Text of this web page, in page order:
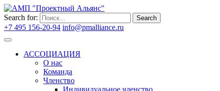
Search for: Search
+7 495 156-20-94 info@pmalliance.ru
АССОЦИАЦИЯ
О нас
Команда
Членство
Индивидуальное членство